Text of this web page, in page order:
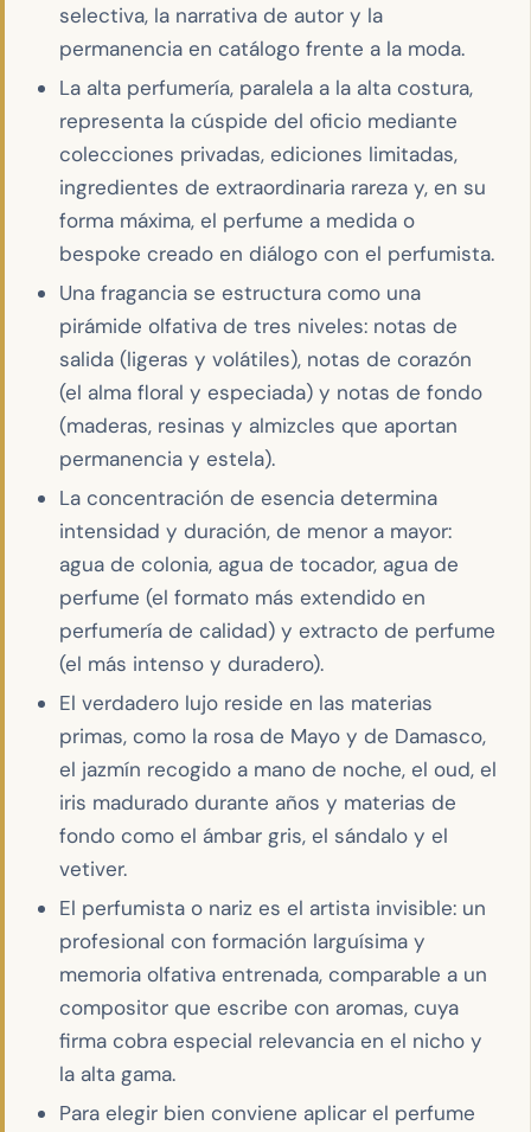
selectiva, la narrativa de autor y la
permanencia en catálogo frente a la moda.
La alta perfumería, paralela a la alta costura,
representa la cúspide del oficio mediante
colecciones privadas, ediciones limitadas,
ingredientes de extraordinaria rareza y, en su
forma máxima, el perfume a medida o
bespoke creado en diálogo con el perfumista.
Una fragancia se estructura como una
pirámide olfativa de tres niveles: notas de
salida (ligeras y volátiles), notas de corazón
(el alma floral y especiada) y notas de fondo
(maderas, resinas y almizcles que aportan
permanencia y estela).
La concentración de esencia determina
intensidad y duración, de menor a mayor:
agua de colonia, agua de tocador, agua de
perfume (el formato más extendido en
perfumería de calidad) y extracto de perfume
(el más intenso y duradero).
El verdadero lujo reside en las materias
primas, como la rosa de Mayo y de Damasco,
el jazmín recogido a mano de noche, el oud, el
iris madurado durante años y materias de
fondo como el ámbar gris, el sándalo y el
vetiver.
El perfumista o nariz es el artista invisible: un
profesional con formación larguísima y
memoria olfativa entrenada, comparable a un
compositor que escribe con aromas, cuya
firma cobra especial relevancia en el nicho y
la alta gama.
Para elegir bien conviene aplicar el perfume